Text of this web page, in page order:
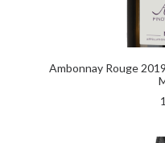
Ambonnay Rouge